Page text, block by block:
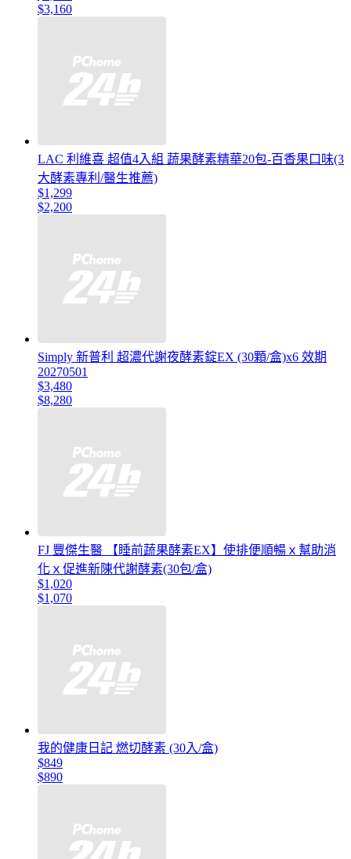
$3,160
LAC 利維喜 超值4入組 蔬果酵素精華20包-百香果口味(3
大酵素專利/醫生推薦)
$1,299
$2,200
Simply 新普利 超濃代謝夜酵素錠EX (30顆/盒)x6 效期
20270501
$3,480
$8,280
FJ 豐傑生醫 【睡前蔬果酵素EX】使排便順暢ｘ幫助消
化ｘ促進新陳代謝酵素(30包/盒)
$1,020
$1,070
我的健康日記 燃切酵素 (30入/盒)
$849
$890